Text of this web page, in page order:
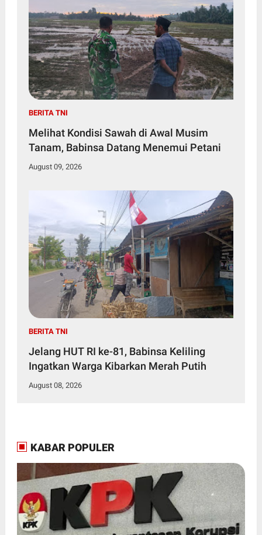
BERITA TNI
Melihat Kondisi Sawah di Awal Musim
Tanam, Babinsa Datang Menemui Petani
August 09, 2026
BERITA TNI
Jelang HUT RI ke-81, Babinsa Keliling
Ingatkan Warga Kibarkan Merah Putih
August 08, 2026
KABAR POPULER